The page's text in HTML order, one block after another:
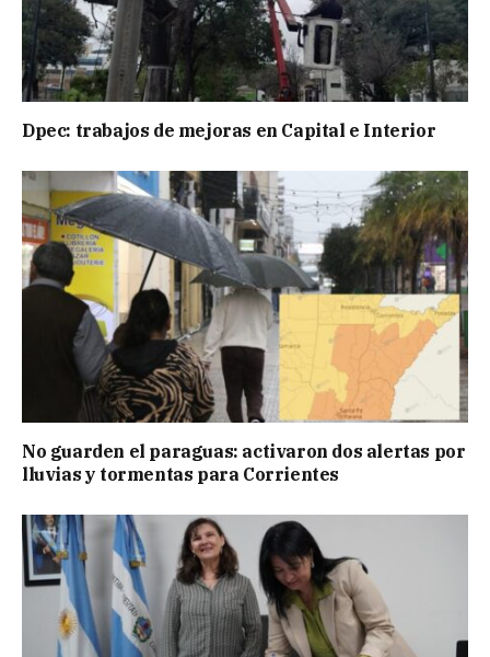
Dpec: trabajos de mejoras en Capital e Interior
No guarden el paraguas: activaron dos alertas por
lluvias y tormentas para Corrientes